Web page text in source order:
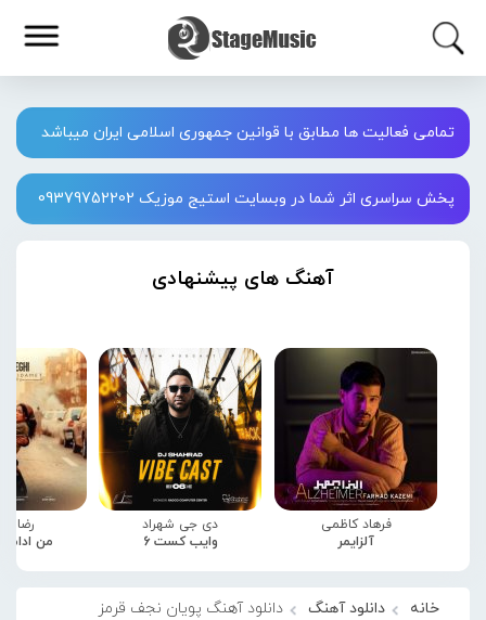
تمامی فعالیت ها مطابق با قوانین جمهوری اسلامی ایران میباشد
پخش سراسری اثر شما در وبسایت استیج موزیک 09379752202
آهنگ های پیشنهادی
فرهاد کاظمی
آلزایمر
دی جی شهراد
وایب کست 6
رضا
من
خانه دانلود آهنگ دانلود آهنگ پویان نجف قرمز